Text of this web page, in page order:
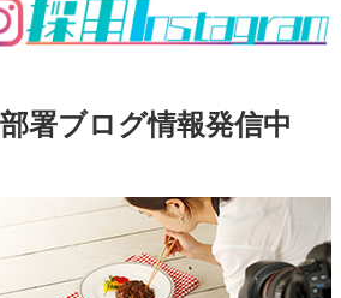
署ブログ情報発信中